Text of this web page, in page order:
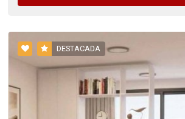
DESTACADA